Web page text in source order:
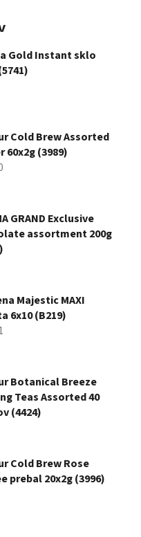
Gold Instant sklo
Cold Brew Assorted
60x2g (3989)
GRAND Exclusive
assortment 200g
Majestic MAXI
6x10 (B219)
Botanical Breeze
Teas Assorted 40
(4424)
Cold Brew Rose
prebal 20x2g (3996)